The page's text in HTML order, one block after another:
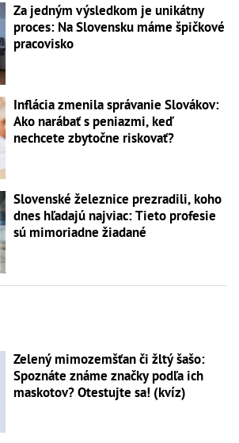
Za jedným výsledkom je unikátny
proces: Na Slovensku máme špičkové
pracovisko
Inflácia zmenila správanie Slovákov:
Ako narábať s peniazmi, keď
nechcete zbytočne riskovať?
Slovenské železnice prezradili, koho
dnes hľadajú najviac: Tieto profesie
sú mimoriadne žiadané
Zelený mimozemšťan či žltý šašo:
Spoznáte známe značky podľa ich
maskotov? Otestujte sa! (kvíz)